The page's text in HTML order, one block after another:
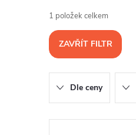
z
e
n
í
1 položek celkem
ZAVŘÍT FILTR
Dle ceny